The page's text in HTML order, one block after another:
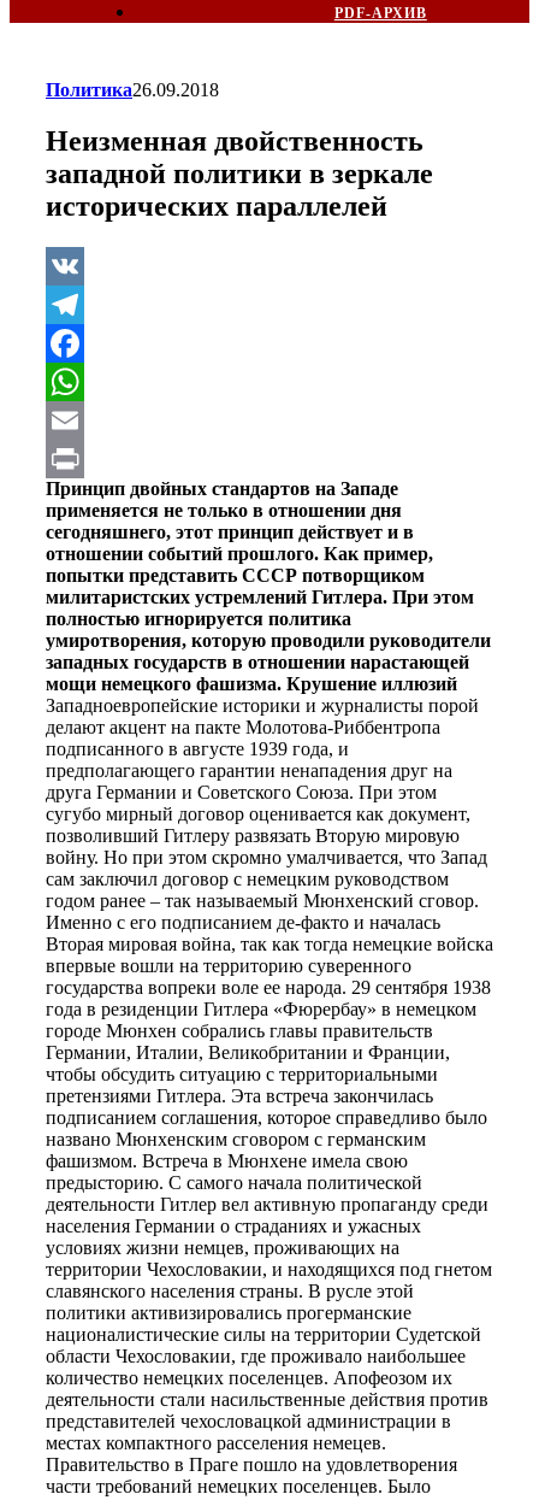
PDF-АРХИВ
Политика26.09.2018
Неизменная двойственность
западной политики в зеркале
исторических параллелей
VK
Telegram
Facebook
WhatsApp
Email
Print
Принцип двойных стандартов на Западе
применяется не только в отношении дня
сегодняшнего, этот принцип действует и в
отношении событий прошлого. Как пример,
попытки представить СССР потворщиком
милитаристских устремлений Гитлера. При этом
полностью игнорируется политика
умиротворения, которую проводили руководители
западных государств в отношении нарастающей
мощи немецкого фашизма. Крушение иллюзий
Западноевропейские историки и журналисты порой
делают акцент на пакте Молотова-Риббентропа
подписанного в августе 1939 года, и
предполагающего гарантии ненападения друг на
друга Германии и Советского Союза. При этом
сугубо мирный договор оценивается как документ,
позволивший Гитлеру развязать Вторую мировую
войну. Но при этом скромно умалчивается, что Запад
сам заключил договор с немецким руководством
годом ранее – так называемый Мюнхенский сговор.
Именно с его подписанием де-факто и началась
Вторая мировая война, так как тогда немецкие войска
впервые вошли на территорию суверенного
государства вопреки воле ее народа. 29 сентября 1938
года в резиденции Гитлера «Фюрербау» в немецком
городе Мюнхен собрались главы правительств
Германии, Италии, Великобритании и Франции,
чтобы обсудить ситуацию с территориальными
претензиями Гитлера. Эта встреча закончилась
подписанием соглашения, которое справедливо было
названо Мюнхенским сговором с германским
фашизмом. Встреча в Мюнхене имела свою
предысторию. С самого начала политической
деятельности Гитлер вел активную пропаганду среди
населения Германии о страданиях и ужасных
условиях жизни немцев, проживающих на
территории Чехословакии, и находящихся под гнетом
славянского населения страны. В русле этой
политики активизировались прогерманские
националистические силы на территории Судетской
области Чехословакии, где проживало наибольшее
количество немецких поселенцев. Апофеозом их
деятельности стали насильственные действия против
представителей чехословацкой администрации в
местах компактного расселения немецев.
Правительство в Праге пошло на удовлетворения
части требований немецких поселенцев. Было